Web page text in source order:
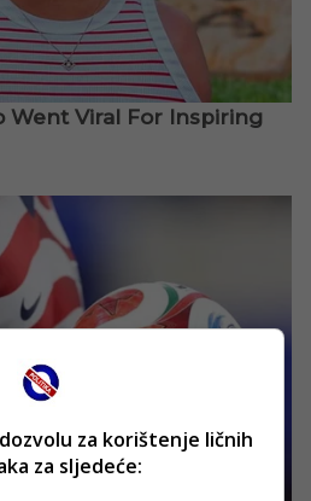
za korištenje ličnih
za sljedeće: